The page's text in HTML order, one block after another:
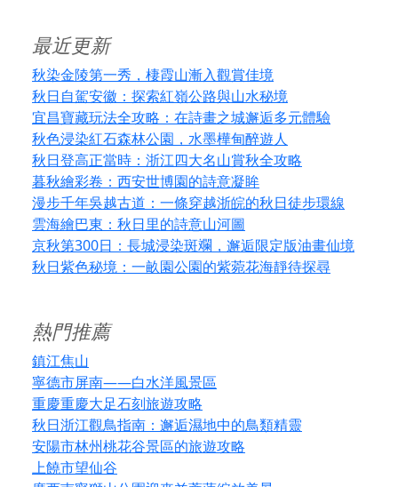
最近更新
秋染金陵第一秀，棲霞山漸入觀賞佳境
秋日自駕安徽：探索紅嶺公路與山水秘境
宜昌寶藏玩法全攻略：在詩畫之城邂逅多元體驗
秋色浸染紅石森林公園，水墨樺甸醉遊人
秋日登高正當時：浙江四大名山賞秋全攻略
暮秋繪彩卷：西安世博園的詩意凝眸
漫步千年吳越古道：一條穿越浙皖的秋日徒步環線
雲海繪巴東：秋日里的詩意山河圖
京秋第300日：長城浸染斑斕，邂逅限定版油畫仙境
秋日紫色秘境：一畝園公園的紫菀花海靜待探尋
熱門推薦
鎮江焦山
寧德市屏南——白水洋風景區
重慶重慶大足石刻旅遊攻略
秋日浙江觀鳥指南：邂逅濕地中的鳥類精靈
安陽市林州桃花谷景區的旅遊攻略
上饒市望仙谷